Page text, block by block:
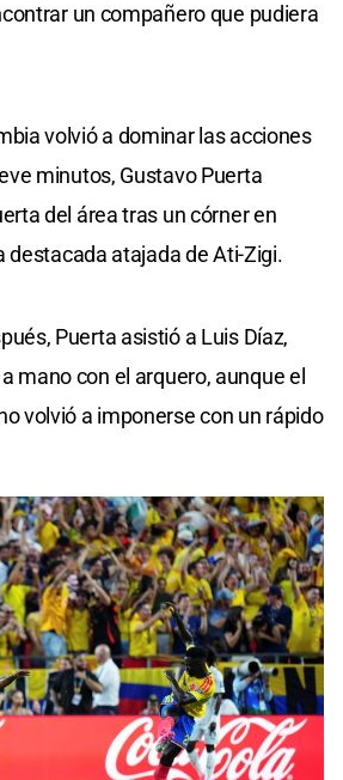
un compañero que pudiera
volvió a dominar las acciones
minutos, Gustavo Puerta
del área tras un córner en
destacada atajada de Ati-Zigi.
Puerta asistió a Luis Díaz,
mano con el arquero, aunque el
volvió a imponerse con un rápido